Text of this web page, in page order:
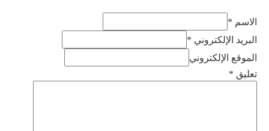
الاسم *
البريد الإلكتروني *
الموقع الإلكتروني
تعليق *